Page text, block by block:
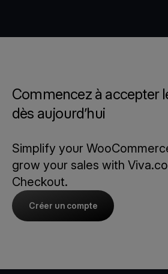
Commencez à accepter
dès aujourd’hui
Simplify your
grow your sales with
Checkout.
Créer un compte